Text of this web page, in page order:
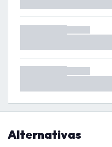
Alternativas